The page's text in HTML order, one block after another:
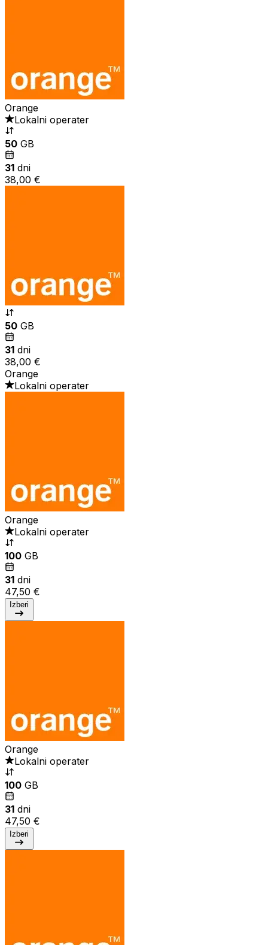
Orange
Lokalni operater
50 GB
31 dni
38,00 €
50 GB
31 dni
38,00 €
Orange
Lokalni operater
Orange
Lokalni operater
100 GB
31 dni
47,50 €
Izberi
Orange
Lokalni operater
100 GB
31 dni
47,50 €
Izberi